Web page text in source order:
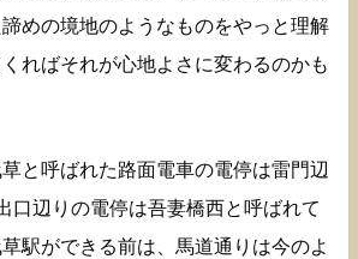
めの境地のようなものをやっと理解
ればそれが心地よさに変わるのかも
と呼ばれた路面電車の電停は雷門辺
口辺りの電停は吾妻橋西と呼ばれて
駅ができる前は、馬道通りは今のよ